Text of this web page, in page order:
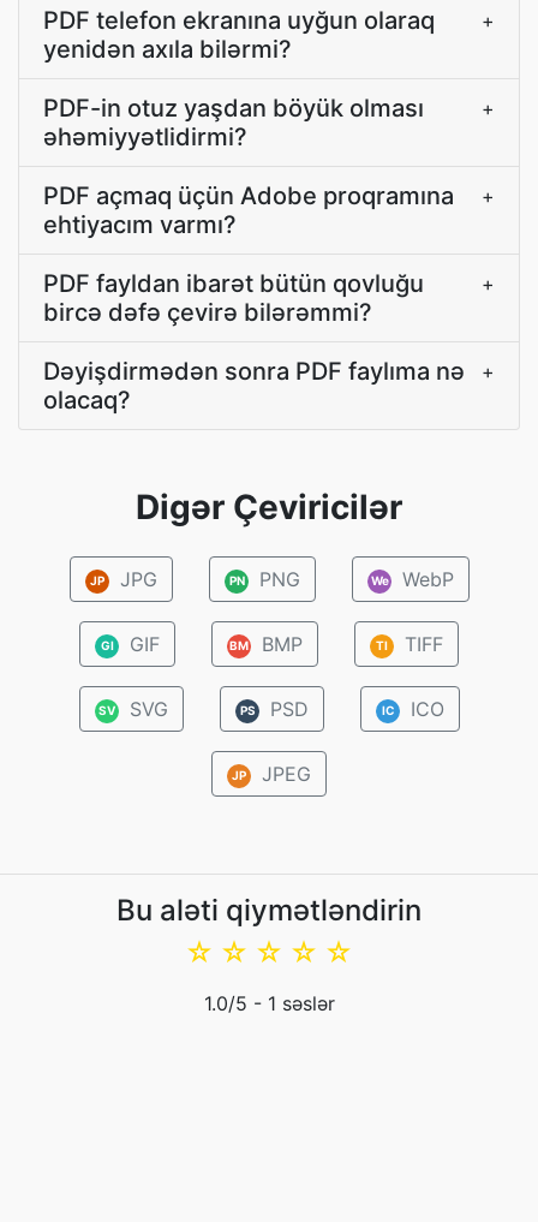
PDF telefon ekranına uyğun olaraq
yenidən axıla bilərmi?
+
PDF-in otuz yaşdan böyük olması
əhəmiyyətlidirmi?
+
PDF açmaq üçün Adobe proqramına
ehtiyacım varmı?
+
PDF fayldan ibarət bütün qovluğu
bircə dəfə çevirə bilərəmmi?
+
Dəyişdirmədən sonra PDF faylıma nə
olacaq?
+
Digər Çeviricilər
JP JPG PN PNG We WebP
GI GIF BM BMP TI TIFF
SV SVG PS PSD IC ICO
JP JPEG
Bu aləti qiymətləndirin
☆
☆
☆
☆
☆
1.0/5 - 1 səslər